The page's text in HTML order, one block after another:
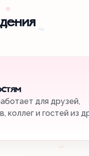
для друзей,
коллег и гостей из